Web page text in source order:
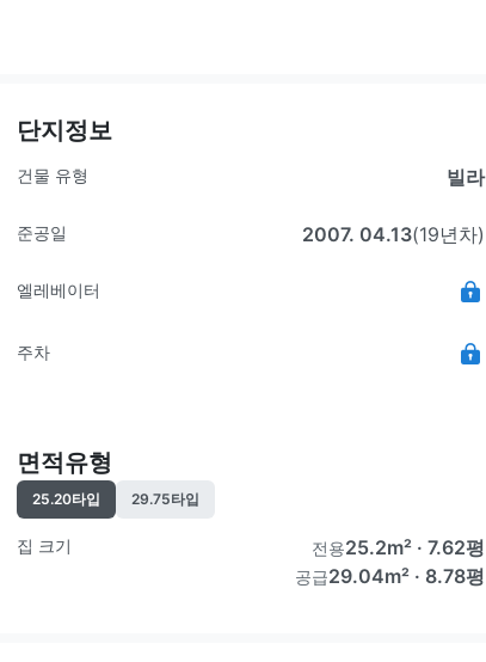
단지정보
건물 유형 빌라
준공일 2007. 04.13(19년차)
엘레베이터
주차
면적유형
25.20타입 29.75타입
집 크기 전용25.2m² · 7.62평
공급29.04m² · 8.78평